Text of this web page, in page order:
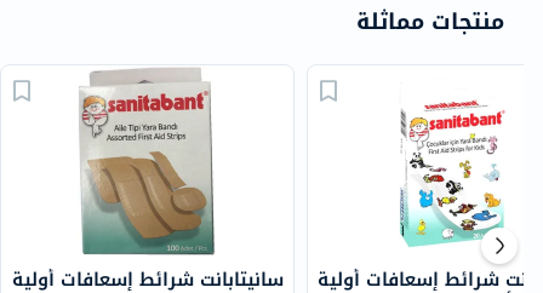
منتجات مماثلة
سانيتابانت شرائط إسعافات أولية شرائط إسعافات أولية